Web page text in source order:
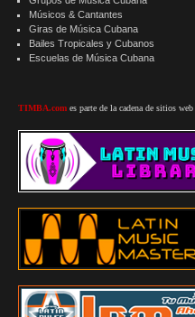
Músicos & Cantantes
Giras de Música Cubana
Bailes Tropicales y Cubanos
Escuelas de Música Cubana
TIMBA.com es parte de la cadena de sitios web